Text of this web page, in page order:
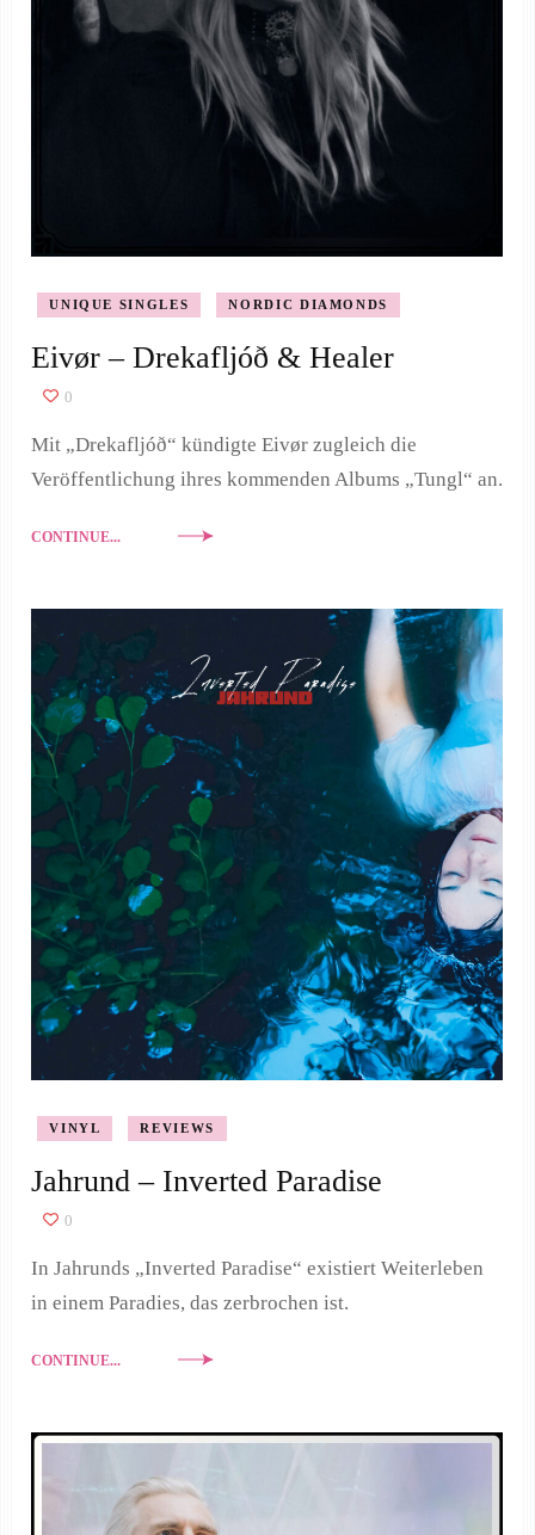
UNIQUE SINGLES NORDIC DIAMONDS
Eivør – Drekafljóð & Healer
0
Mit „Drekafljóð“ kündigte Eivør zugleich die
Veröffentlichung ihres kommenden Albums „Tungl“ an.
CONTINUE...
VINYL REVIEWS
Jahrund – Inverted Paradise
0
In Jahrunds „Inverted Paradise“ existiert Weiterleben
in einem Paradies, das zerbrochen ist.
CONTINUE...